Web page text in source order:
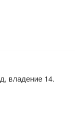
владение 14.